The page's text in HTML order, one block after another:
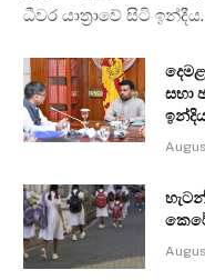
ධීවර යාත්‍රාවේ සිටි
සභා